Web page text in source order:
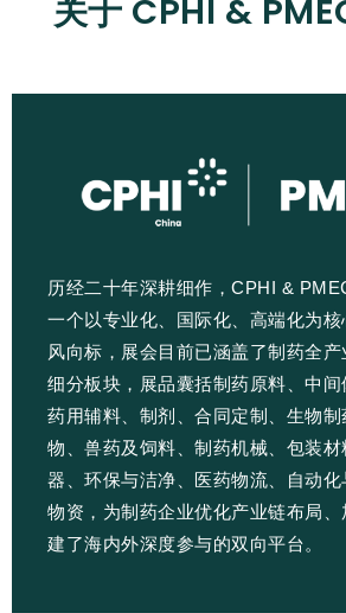
关于 CPHI &
历经二十年深耕细作，CPHI &
一个以专业化、国际化、高端化为
风向标，展会目前已涵盖了制药全
细分板块，展品囊括制药原料、中间
药用辅料、制剂、合同定制、生物制
物、兽药及饲料、制药机械、包装材
器、环保与洁净、医药物流、自动
物资，为制药企业优化产业链布局
建了海内外深度参与的双向平台。